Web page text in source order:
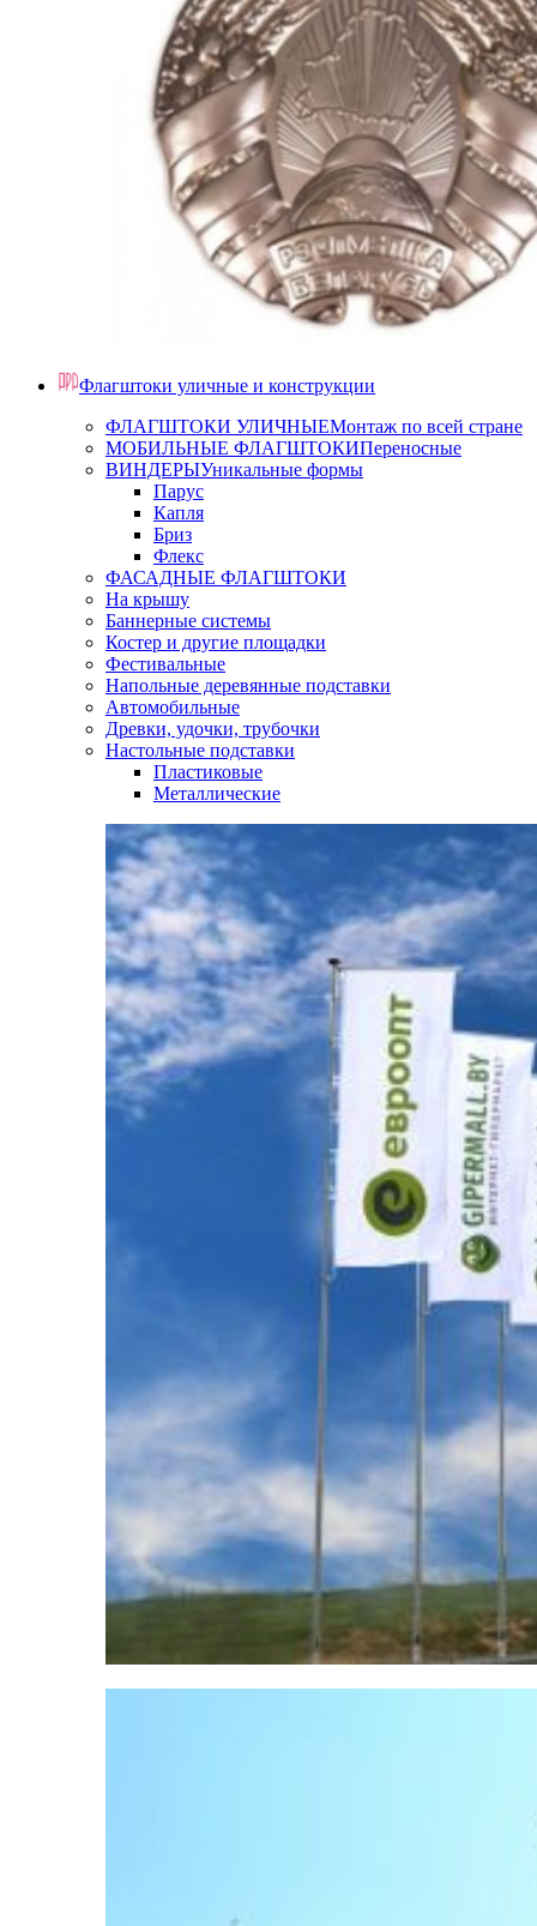
Флагштоки уличные и конструкции
ФЛАГШТОКИ УЛИЧНЫЕМонтаж по всей стране
МОБИЛЬНЫЕ ФЛАГШТОКИПереносные
ВИНДЕРЫУникальные формы
Парус
Капля
Бриз
Флекс
ФАСАДНЫЕ ФЛАГШТОКИ
На крышу
Баннерные системы
Костер и другие площадки
Фестивальные
Напольные деревянные подставки
Автомобильные
Древки, удочки, трубочки
Настольные подставки
Пластиковые
Металлические